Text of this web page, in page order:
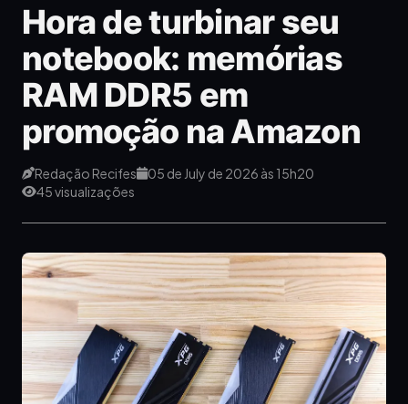
Hora de turbinar seu
notebook: memórias
RAM DDR5 em
promoção na Amazon
Redação Recifes
05 de July de 2026 às 15h20
45 visualizações